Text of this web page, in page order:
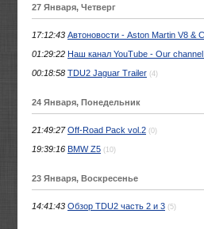
27 Января, Четверг
17:12:43 Автоновости - Aston Martin V8 &
01:29:22 Наш канал YouTube - Our
00:18:58 TDU2 Jaguar Trailer (4)
24 Января, Понедельник
21:49:27 Off-Road Pack vol.2 (0)
19:39:16 BMW Z5 (10)
23 Января, Воскресенье
14:41:43 Обзор TDU2 часть 2 и 3 (5)